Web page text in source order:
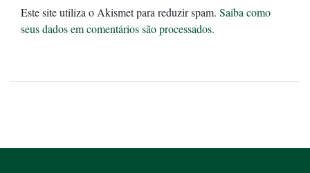
Este site utiliza o Akismet para reduzir spam. Saiba como
seus dados em comentários são processados.